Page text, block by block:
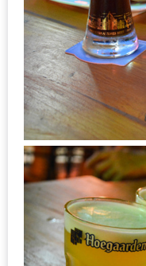
ขา
กิน
โดย
เฉพาะ
อิ่ม
ไม่
อั้น
กิน
ไม่
ยั้ง
หมู